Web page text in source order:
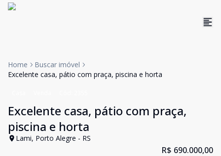
Home
Buscar imóvel
Excelente casa, pátio com praça, piscina e horta
Excelente casa, pátio com praça,
piscina e horta
Lami, Porto Alegre - RS
R$ 690.000,00